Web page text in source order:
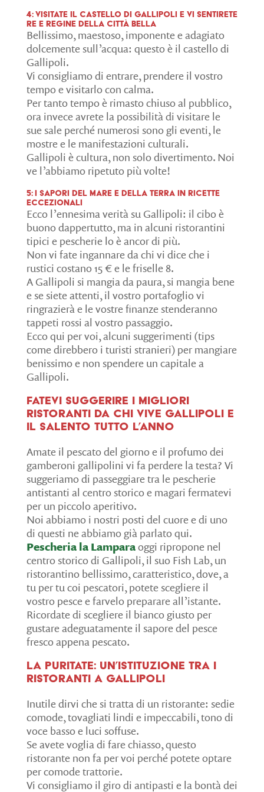
4: visitate il castello di Gallipoli e vi sentirete
re e regine della Città Bella
Bellissimo, maestoso, imponente e adagiato
dolcemente sull’acqua: questo è il castello di
Gallipoli.
Vi consigliamo di entrare, prendere il vostro
tempo e visitarlo con calma.
Per tanto tempo è rimasto chiuso al pubblico,
ora invece avrete la possibilità di visitare le
sue sale perché numerosi sono gli eventi, le
mostre e le manifestazioni culturali.
Gallipoli è cultura, non solo divertimento. Noi
ve l’abbiamo ripetuto più volte!
5: i sapori del mare e della terra in ricette
eccezionali
Ecco l’ennesima verità su Gallipoli: il cibo è
buono dappertutto, ma in alcuni ristorantini
tipici e pescherie lo è ancor di più.
Non vi fate ingannare da chi vi dice che i
rustici costano 15 € e le friselle 8.
A Gallipoli si mangia da paura, si mangia bene
e se siete attenti, il vostro portafoglio vi
ringrazierà e le vostre finanze stenderanno
tappeti rossi al vostro passaggio.
Ecco qui per voi, alcuni suggerimenti (tips
come direbbero i turisti stranieri) per mangiare
benissimo e non spendere un capitale a
Gallipoli.
Fatevi suggerire i migliori
ristoranti da chi vive Gallipoli e
il Salento tutto l’anno
Amate il pescato del giorno e il profumo dei
gamberoni gallipolini vi fa perdere la testa? Vi
suggeriamo di passeggiare tra le pescherie
antistanti al centro storico e magari fermatevi
per un piccolo aperitivo.
Noi abbiamo i nostri posti del cuore e di uno
di questi ne abbiamo già parlato qui.
Pescheria la Lamparaoggi ripropone nel
centro storico di Gallipoli, il suo Fish Lab, un
ristorantino bellissimo, caratteristico, dove, a
tu per tu coi pescatori, potete scegliere il
vostro pesce e farvelo preparare all’istante.
Ricordate di scegliere il bianco giusto per
gustare adeguatamente il sapore del pesce
fresco appena pescato.
La Puritate: un’istituzione tra i
ristoranti a Gallipoli
Inutile dirvi che si tratta di un ristorante: sedie
comode, tovagliati lindi e impeccabili, tono di
voce basso e luci soffuse.
Se avete voglia di fare chiasso, questo
ristorante non fa per voi perché potete optare
per comode trattorie.
Vi consigliamo il giro di antipasti e la bontà dei